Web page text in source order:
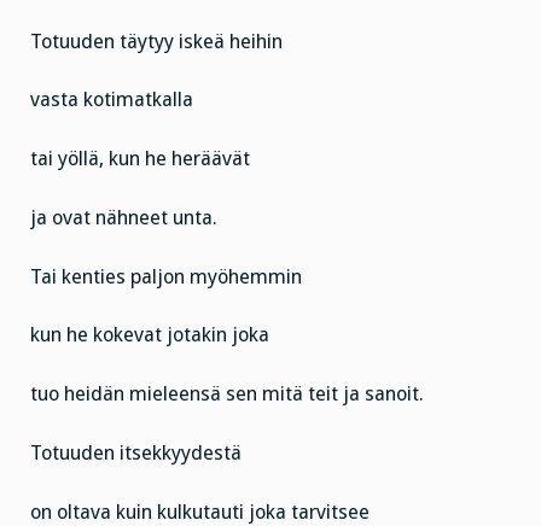
Totuuden täytyy iskeä heihin
vasta kotimatkalla
tai yöllä, kun he heräävät
ja ovat nähneet unta.
Tai kenties paljon myöhemmin
kun he kokevat jotakin joka
tuo heidän mieleensä sen mitä teit ja sanoit.
Totuuden itsekkyydestä
on oltava kuin kulkutauti joka tarvitsee